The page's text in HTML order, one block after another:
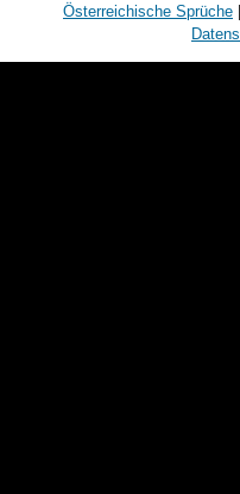
Österreichische Sprüche